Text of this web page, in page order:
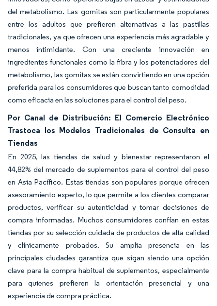
del metabolismo. Las gomitas son particularmente populares
entre los adultos que prefieren alternativas a las pastillas
tradicionales, ya que ofrecen una experiencia más agradable y
menos intimidante. Con una creciente innovación en
ingredientes funcionales como la fibra y los potenciadores del
metabolismo, las gomitas se están convirtiendo en una opción
preferida para los consumidores que buscan tanto comodidad
como eficacia en las soluciones para el control del peso.
Por Canal de Distribución: El Comercio Electrónico
Trastoca los Modelos Tradicionales de Consulta en
Tiendas
En 2025, las tiendas de salud y bienestar representaron el
44,82% del mercado de suplementos para el control del peso
en Asia Pacífico. Estas tiendas son populares porque ofrecen
asesoramiento experto, lo que permite a los clientes comparar
productos, verificar su autenticidad y tomar decisiones de
compra informadas. Muchos consumidores confían en estas
tiendas por su selección cuidada de productos de alta calidad
y clínicamente probados. Su amplia presencia en las
principales ciudades garantiza que sigan siendo una opción
clave para la compra habitual de suplementos, especialmente
para quienes prefieren la orientación presencial y una
experiencia de compra práctica.